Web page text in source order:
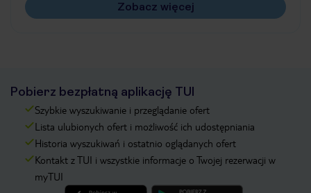
Zobacz więcej
Pobierz bezpłatną aplikację TUI
Szybkie wyszukiwanie i przeglądanie ofert
Lista ulubionych ofert i możliwość ich udostępniania
Historia wyszukiwań i ostatnio oglądanych ofert
Kontakt z TUI i wszystkie informacje o Twojej rezerwacji w
myTUI